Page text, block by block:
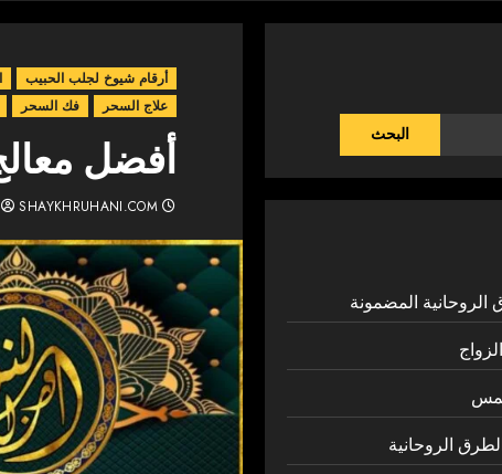
أرقام شيوخ لجلب الحبيب
علاج السحر
فك السحر
أفضل
SHAYKHRUHANI.COM
البحث
المضمونة
الروحانية